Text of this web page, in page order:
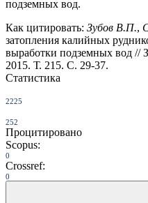
подземных вод.
Как цитировать: Зубов В.П.,
затопления калийных
выработки подземных вод //
2015. Т. 215. С. 29-37.
Статистика
2225
252
Процитировано
Scopus:
0
Crossref:
0